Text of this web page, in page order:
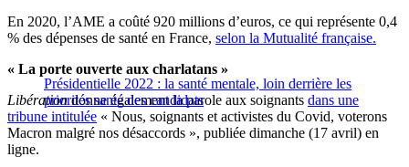
En 2020, l’AME a coûté 920 millions d’euros, ce qui représente 0,4
% des dépenses de santé en France, selon la Mutualité française.
Présidentielle 2022 : la santé mentale, loin derrière les
priorités santé des candidats
« La porte ouverte aux charlatans »
Libérationdonne également la parole aux soignants dans une
tribune intitulée « Nous, soignants et activistes du Covid, voterons
Macron malgré nos désaccords », publiée dimanche (17 avril) en
ligne.